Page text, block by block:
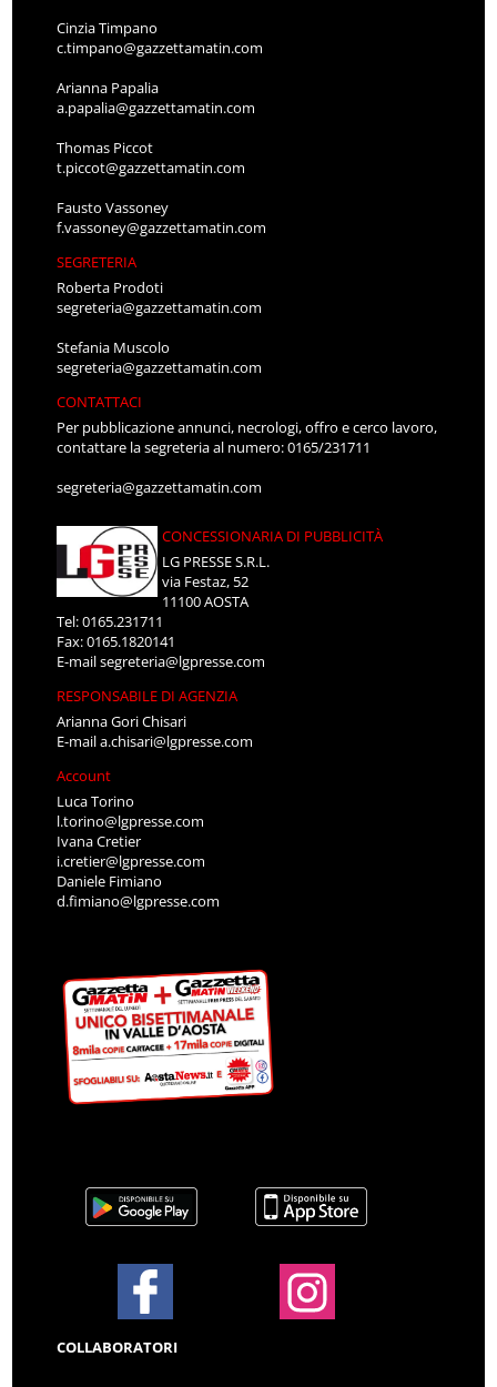
Cinzia Timpano
c.timpano@gazzettamatin.com
Arianna Papalia
a.papalia@gazzettamatin.com
Thomas Piccot
t.piccot@gazzettamatin.com
Fausto Vassoney
f.vassoney@gazzettamatin.com
SEGRETERIA
Roberta Prodoti
segreteria@gazzettamatin.com
Stefania Muscolo
segreteria@gazzettamatin.com
CONTATTACI
Per pubblicazione annunci, necrologi, offro e cerco lavoro,
contattare la segreteria al numero: 0165/231711
segreteria@gazzettamatin.com
CONCESSIONARIA DI PUBBLICITÀ
LG PRESSE S.R.L.
via Festaz, 52
11100 AOSTA
Tel: 0165.231711
Fax: 0165.1820141
E-mailsegreteria@lgpresse.com
RESPONSABILE DI AGENZIA
Arianna Gori Chisari
E-maila.chisari@lgpresse.com
Account
Luca Torino
l.torino@lgpresse.com
Ivana Cretier
i.cretier@lgpresse.com
Daniele Fimiano
d.fimiano@lgpresse.com
COLLABORATORI